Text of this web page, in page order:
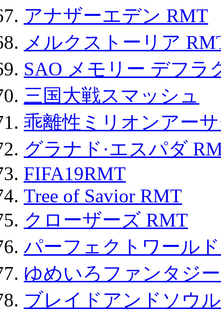
アナザーエデン RMT
メルクストーリア
SAO メモリー デフラ
三国大戦スマッシュ
乖離性ミリオンアー
グラナド·エスパダ
FIFA19RMT
Tree of Savior RMT
クローザーズ RMT
パーフェクトワール
ゆめいろファンタジ
ブレイドアンドソウ